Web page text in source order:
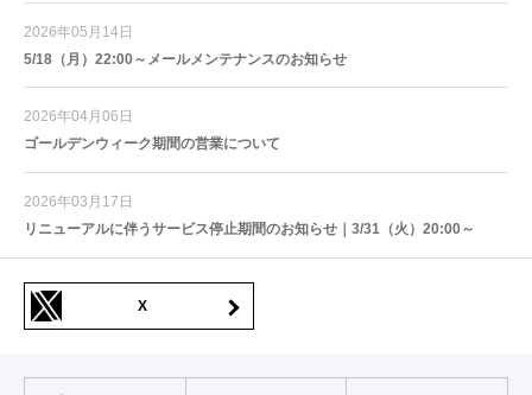
2026年05月14日
5/18（月）22:00～メールメンテナンスのお知らせ
2026年04月06日
ゴールデンウィーク期間の営業について
2026年03月17日
リニューアルに伴うサービス停止期間のお知らせ｜3/31（火）20:00～
X